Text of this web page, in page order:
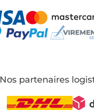
Nos partenaires